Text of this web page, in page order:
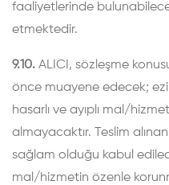
faaliyetlerinde
etmektedir.
9.10. ALICI, sözleşme
önce muayene edecek; ezik,
hasarlı ve ayıplı mal/
almayacaktır. Teslim
sağlam olduğu kabul
mal/hizmetin özenle